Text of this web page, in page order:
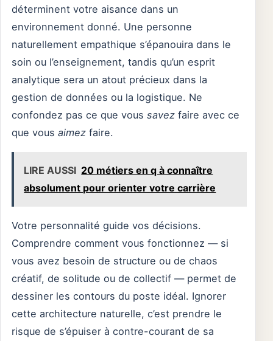
déterminent votre aisance dans un
environnement donné. Une personne
naturellement empathique s’épanouira dans le
soin ou l’enseignement, tandis qu’un esprit
analytique sera un atout précieux dans la
gestion de données ou la logistique. Ne
confondez pas ce que vous savez faire avec ce
que vous aimez faire.
LIRE AUSSI 20 métiers en q à connaître
absolument pour orienter votre carrière
Votre personnalité guide vos décisions.
Comprendre comment vous fonctionnez — si
vous avez besoin de structure ou de chaos
créatif, de solitude ou de collectif — permet de
dessiner les contours du poste idéal. Ignorer
cette architecture naturelle, c’est prendre le
risque de s’épuiser à contre-courant de sa